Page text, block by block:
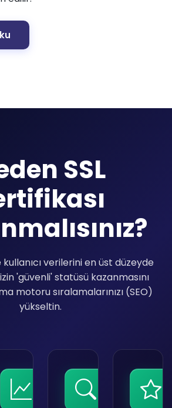
SSL
kullanıcı verilerini en üst düzeyde
'güvenli' statüsü kazanmasını
motoru sıralamalarınızı (SEO)
yükseltin.